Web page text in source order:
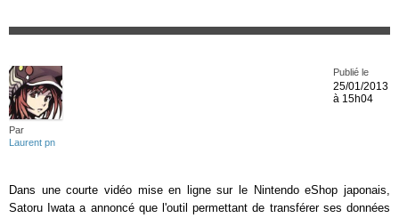
Par
Laurent pn
Publié le
25/01/2013
à 15h04
Dans une courte vidéo mise en ligne sur le Nintendo eShop japonais,
Satoru Iwata a annoncé que l'outil permettant de transférer ses données